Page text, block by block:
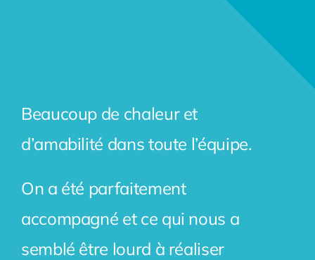
Beaucoup de chaleur et
d’amabilité dans toute l’équipe.
On a été parfaitement
accompagné et ce qui nous a
semblé être lourd à réaliser